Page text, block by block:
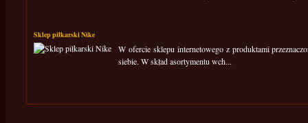
Sklep piłkarski Nike
W ofercie sklepu internetowego z produktami
siebie. W skład asortymentu wch...